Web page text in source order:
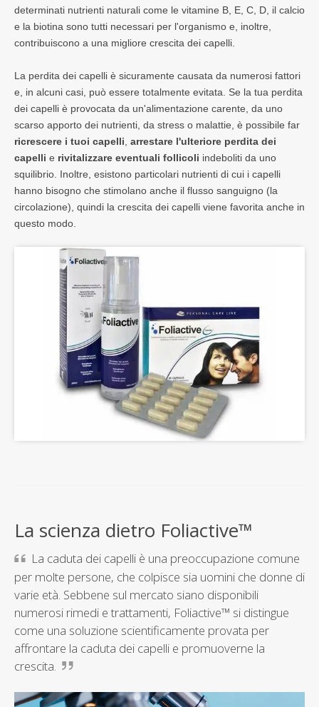
determinati nutrienti naturali come le vitamine B, E, C, D, il calcio
e la biotina sono tutti necessari per l'organismo e, inoltre,
contribuiscono a una migliore crescita dei capelli.
La perdita dei capelli è sicuramente causata da numerosi fattori
e, in alcuni casi, può essere totalmente evitata. Se la tua perdita
dei capelli è provocata da un'alimentazione carente, da uno
scarso apporto dei nutrienti, da stress o malattie, è possibile far
ricrescere i tuoi capelli arrestare l'ulteriore perdita dei
capelli e rivitalizzare eventuali follicoli indeboliti da uno
squilibrio. Inoltre, esistono particolari nutrienti di cui i capelli
hanno bisogno che stimolano anche il flusso sanguigno (la
circolazione), quindi la crescita dei capelli viene favorita anche in
questo modo.
La scienza dietro Foliactive™
La caduta dei capelli è una preoccupazione comune
per molte persone, che colpisce sia uomini che donne di
varie età. Sebbene sul mercato siano disponibili
numerosi rimedi e trattamenti, Foliactive™ si distingue
come una soluzione scientificamente provata per
affrontare la caduta dei capelli e promuoverne la
crescita.